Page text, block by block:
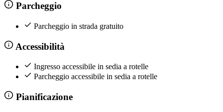
Parcheggio
Parcheggio in strada gratuito
Accessibilità
Ingresso accessibile in sedia a rotelle
Parcheggio accessibile in sedia a rotelle
Pianificazione